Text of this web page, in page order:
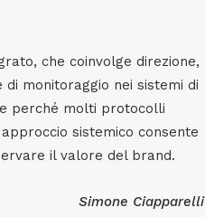
che coinvolge direzione,
monitoraggio nei sistemi di
perché molti protocolli
sistemico consente
il valore del brand.
Simone Ciapparelli